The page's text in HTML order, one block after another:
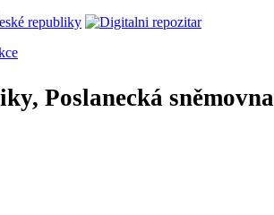
Poslanecká sněmovna